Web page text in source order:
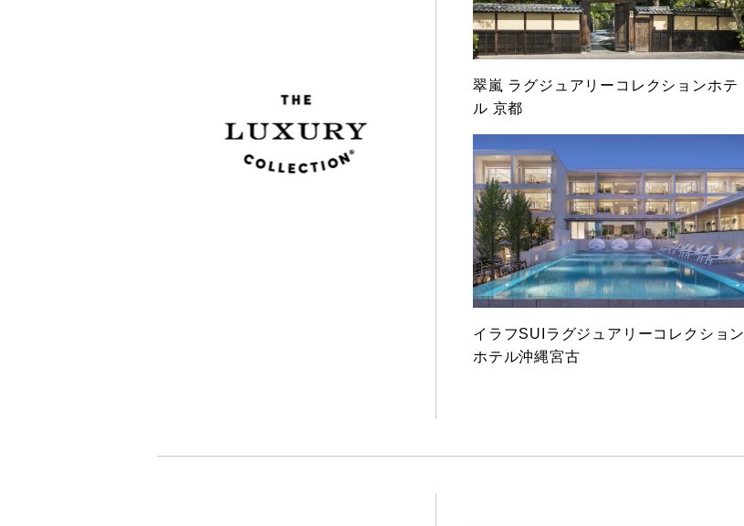
翠嵐 ラグジュアリーコレクションホテ
ル 京都
イラフSUIラグジュアリーコレクション
ホテル沖縄宮古